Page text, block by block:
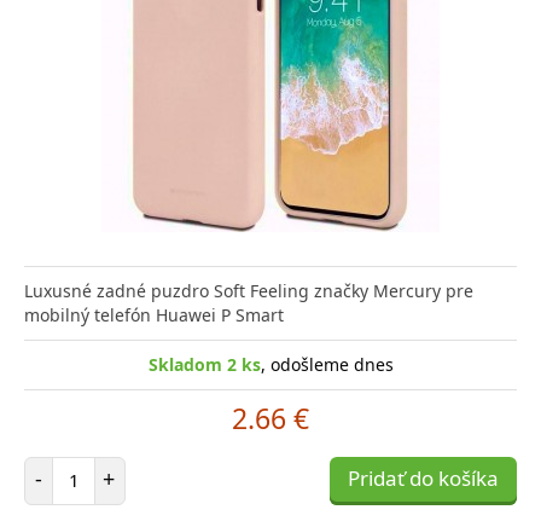
Luxusné zadné puzdro Soft Feeling značky Mercury pre
mobilný telefón Huawei P Smart
Skladom 2 ks, odošleme dnes
2.66 €
- Počet položiek
+ Pridať do košíka